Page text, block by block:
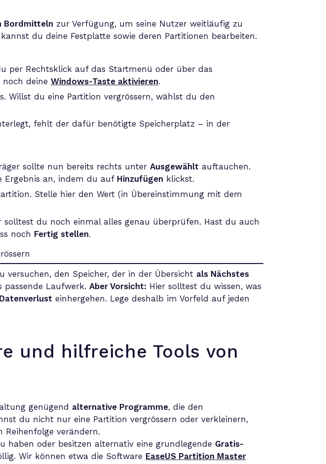
Bordmitteln zur Verfügung, um seine Nutzer weitläufig zu
kannst du deine Festplatte sowie deren Partitionen bearbeiten.
per Rechtsklick auf das Startmenü oder über das
deine Windows-Taste aktivieren.
Willst du eine Partition vergrössern, wählst du den
fehlt der dafür benötigte Speicherplatz – in der
sollte nun bereits rechts unter Ausgewählt auftauchen.
Ergebnis an, indem du auf Hinzufügen klickst.
Stelle hier den Wert (in Übereinstimmung mit dem
du noch einmal alles genau überprüfen. Hast du auch
noch Fertig stellen.
den Speicher, der in der Übersicht als Nächstes
Laufwerk. Aber Vorsicht: Hier solltest du wissen, was
Datenverlust einhergehen. Lege deshalb im Vorfeld auf jeden
und hilfreiche Tools von
genügend alternative Programme, die den
du nicht nur eine Partition vergrössern oder verkleinern,
Reihenfolge verändern.
haben oder besitzen alternativ eine grundlegende Gratis-
Wir können etwa die Software EaseUS Partition Master